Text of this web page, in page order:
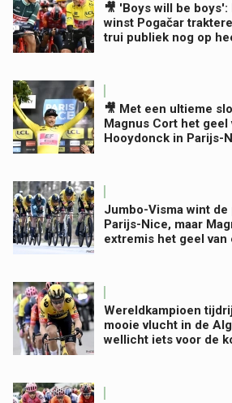
🎥 'Boys will be
winst Pogačar
trui publiek nog op
🎥 Met een ultieme
Magnus Cort het geel
Hooydonck in Parijs-
Jumbo-Visma wint
Parijs-Nice, maar
extremis het geel van
Wereldkampioen
mooie vlucht in de
wellicht iets voor de